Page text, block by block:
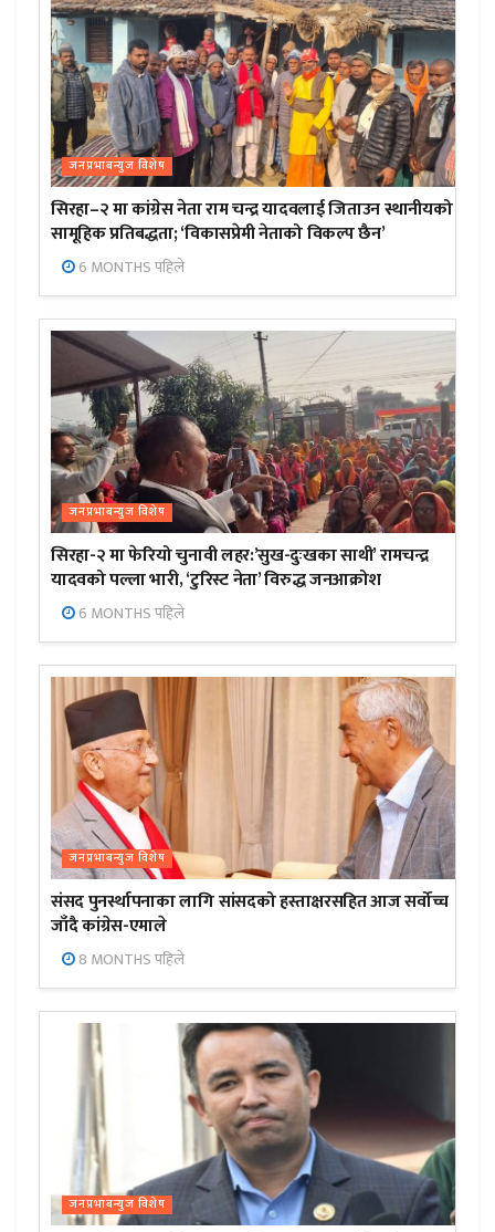
जनप्रभाबन्युज विशेष
सिरहा–२ मा कांग्रेस नेता राम चन्द्र यादवलाई जिताउन स्थानीयको
सामूहिक प्रतिबद्धता; ‘विकासप्रेमी नेताको विकल्प छैन’
6 MONTHS पहिले
जनप्रभाबन्युज विशेष
सिरहा-२ मा फेरियो चुनावी लहर:’सुख-दुःखका साथी’ रामचन्द्र
यादवको पल्ला भारी, ‘टुरिस्ट नेता’ विरुद्ध जनआक्रोश
6 MONTHS पहिले
जनप्रभाबन्युज विशेष
संसद पुनर्स्थापनाका लागि सांसदको हस्ताक्षरसहित आज सर्वोच्च
जाँदै कांग्रेस-एमाले
8 MONTHS पहिले
जनप्रभाबन्युज विशेष